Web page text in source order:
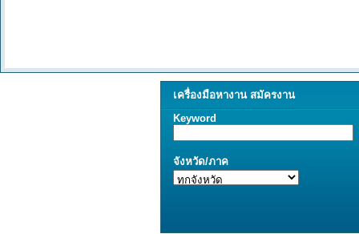
เครื่องมือหางาน สมัครงาน
Keyword
จังหวัด/ภาค